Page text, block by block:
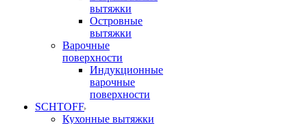
вытяжки
Островные
вытяжки
Варочные
поверхности
Индукционные
варочные
поверхности
SCHTOFF
Кухонные вытяжки